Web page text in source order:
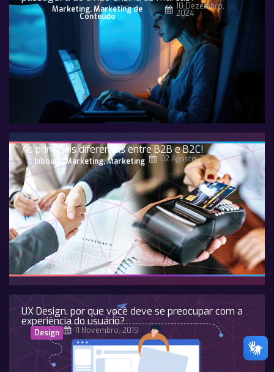
Marketing,Marketing de
Conteúdo
10 Dezembro,
2024
As principais diferenças entre B2B e B2C!
Inbound Marketing,Marketing 02 Agosto, 2021
UX Design, por que você deve se preocupar com a
experiência do usuário?
Design 11 Novembro, 2019